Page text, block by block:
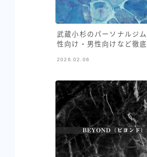
武蔵小杉のパーソナルジ
性向け・男性向けなど徹
2026.02.06